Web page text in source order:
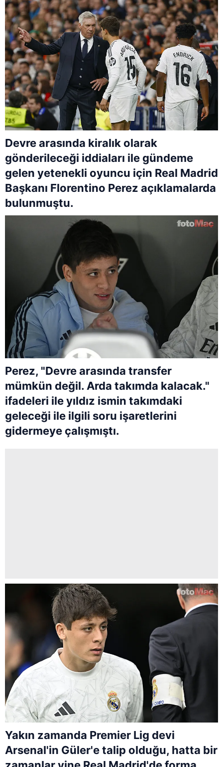
Devre arasında kiralık olarak
gönderileceği iddiaları ile gündeme
gelen yetenekli oyuncu için Real Madrid
Başkanı Florentino Perez açıklamalarda
bulunmuştu.
Perez, "Devre arasında transfer
mümkün değil. Arda takımda kalacak."
ifadeleri ile yıldız ismin takımdaki
geleceği ile ilgili soru işaretlerini
gidermeye çalışmıştı.
Yakın zamanda Premier Lig devi
Arsenal'in Güler'e talip olduğu, hatta bir